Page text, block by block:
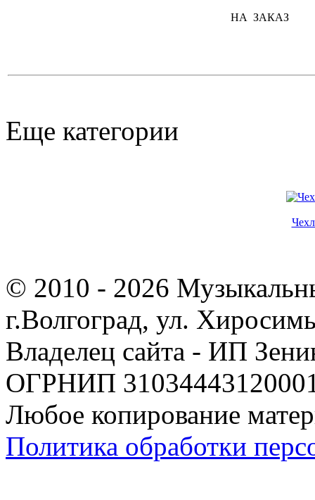
НА ЗАКАЗ
Еще категории
© 2010 - 2026
г.Волгоград, ул.
Владелец сайта - ИП
ОГРНИП
Любое копирование
Политика обработки